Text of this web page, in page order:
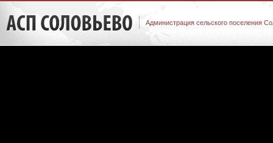
Администрация сельского поселения